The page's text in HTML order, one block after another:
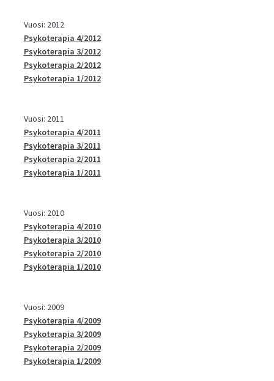
Vuosi: 2012
Psykoterapia 4/2012
Psykoterapia 3/2012
Psykoterapia 2/2012
Psykoterapia 1/2012
Vuosi: 2011
Psykoterapia 4/2011
Psykoterapia 3/2011
Psykoterapia 2/2011
Psykoterapia 1/2011
Vuosi: 2010
Psykoterapia 4/2010
Psykoterapia 3/2010
Psykoterapia 2/2010
Psykoterapia 1/2010
Vuosi: 2009
Psykoterapia 4/2009
Psykoterapia 3/2009
Psykoterapia 2/2009
Psykoterapia 1/2009